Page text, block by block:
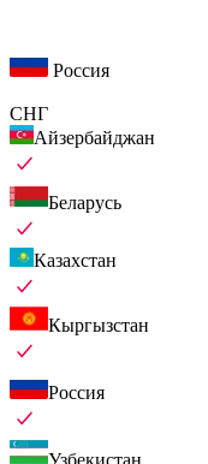
Россия
СНГ
Айзербайджан
Беларусь
Казахстан
Кыргызстан
Россия
Узбекистан